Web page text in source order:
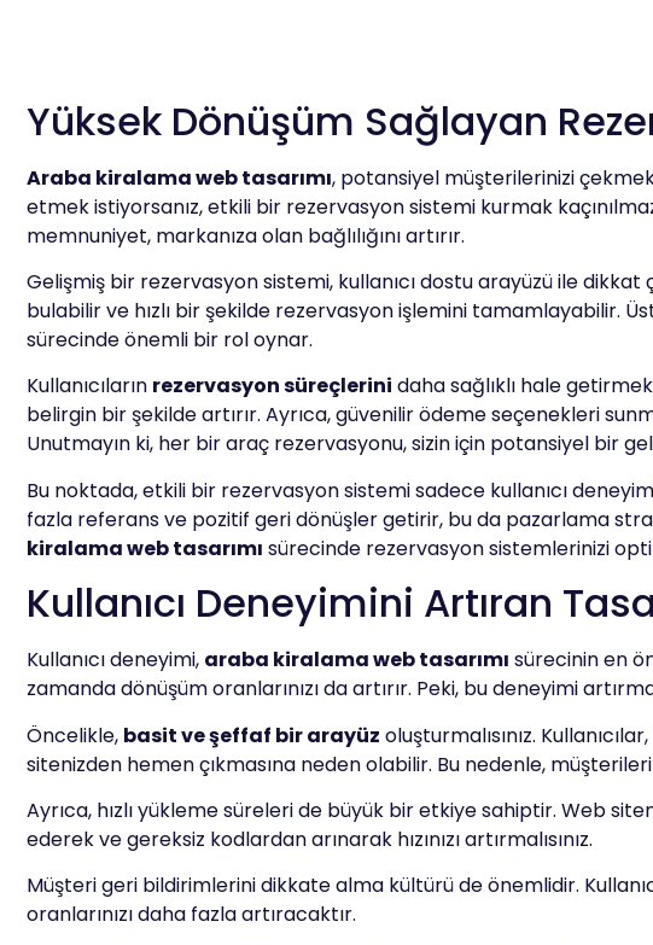
Yüksek Dönüşüm Sağlayan
Araba kiralama web tasarımı, potansiyel müşterilerinizi
etmek istiyorsanız, etkili bir rezervasyon sistemi kurmak
memnuniyet, markanıza olan bağlılığını artırır.
Gelişmiş bir rezervasyon sistemi, kullanıcı dostu arayüzü ile
bulabilir ve hızlı bir şekilde rezervasyon işlemini tamamlayabilir.
sürecinde önemli bir rol oynar.
Kullanıcıların rezervasyon süreçlerini daha sağlıklı hale
belirgin bir şekilde artırır. Ayrıca, güvenilir ödeme seçenekleri
Unutmayın ki, her bir araç rezervasyonu, sizin için potansiyel bir
Bu noktada, etkili bir rezervasyon sistemi sadece kullanıcı
fazla referans ve pozitif geri dönüşler getirir, bu da pazarlama
kiralama web tasarımı sürecinde rezervasyon sistemlerinizi
Kullanıcı Deneyimini Artıran
Kullanıcı deneyimi, araba kiralama web tasarımı sürecinin en
zamanda dönüşüm oranlarınızı da artırır. Peki, bu deneyimi
Öncelikle, basit ve şeffaf bir arayüz oluşturmalısınız.
sitenizden hemen çıkmasına neden olabilir. Bu nedenle,
Ayrıca, hızlı yükleme süreleri de büyük bir etkiye sahiptir. Web
ederek ve gereksiz kodlardan arınarak hızınızı artırmalısınız.
Müşteri geri bildirimlerini dikkate alma kültürü de önemlidir.
oranlarınızı daha fazla artıracaktır.